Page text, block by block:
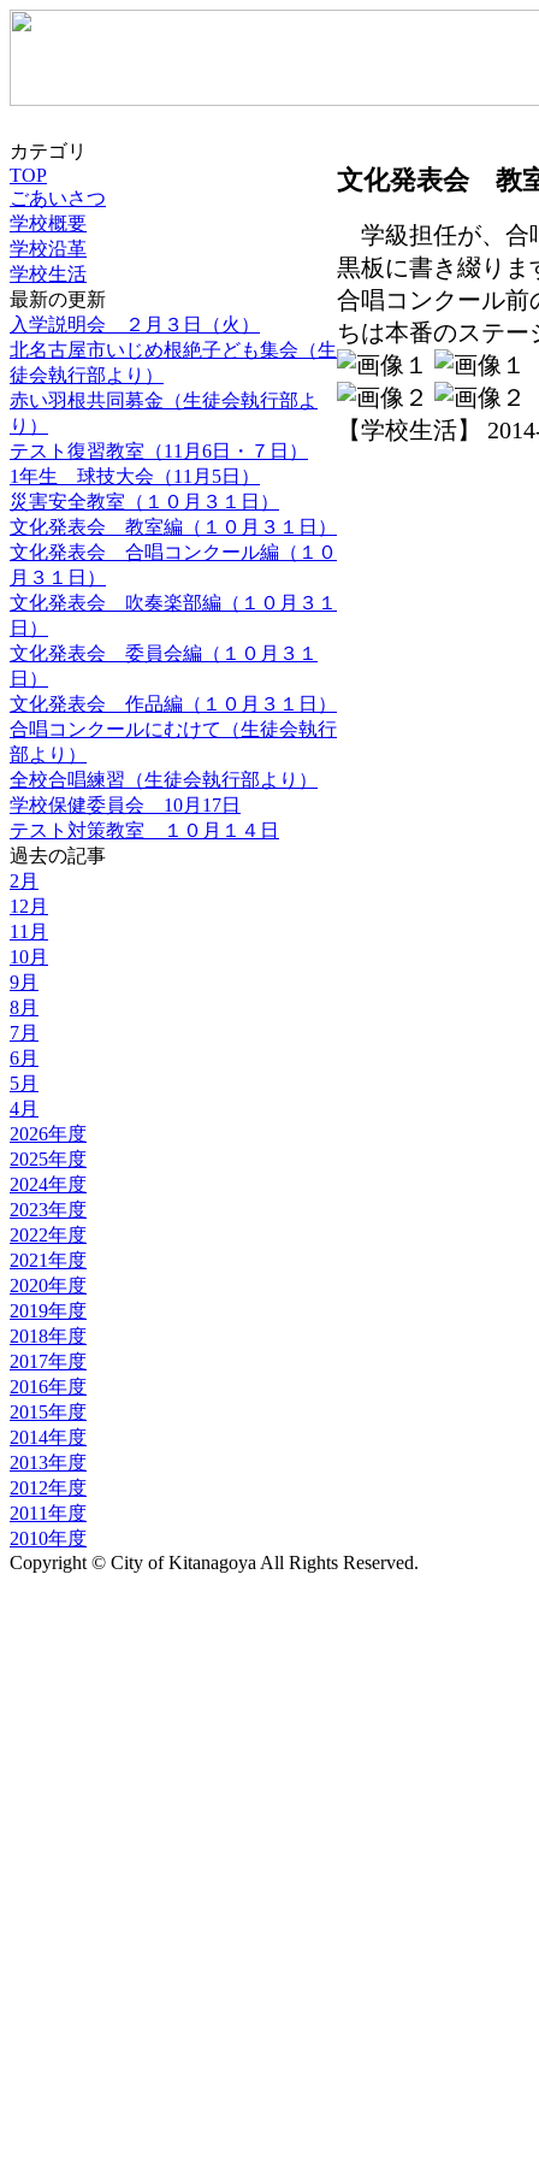
カテゴリ
TOP
ごあいさつ
学校概要
学校沿革
学校生活
最新の更新
入学説明会 ２月３日（火）
北名古屋市いじめ根絶子ども集会（生
徒会執行部より）
赤い羽根共同募金（生徒会執行部よ
り）
テスト復習教室（11月6日・７日）
1年生 球技大会（11月5日）
災害安全教室（１０月３１日）
文化発表会 教室編（１０月３１日）
文化発表会 合唱コンクール編（１０
月３１日）
文化発表会 吹奏楽部編（１０月３１
日）
文化発表会 委員会編（１０月３１
日）
文化発表会 作品編（１０月３１日）
合唱コンクールにむけて（生徒会執行
部より）
全校合唱練習（生徒会執行部より）
学校保健委員会 10月17日
テスト対策教室 １０月１４日
過去の記事
2月
12月
11月
10月
9月
8月
7月
6月
5月
4月
2026年度
2025年度
2024年度
2023年度
2022年度
2021年度
2020年度
2019年度
2018年度
2017年度
2016年度
2015年度
2014年度
2013年度
2012年度
2011年度
2010年度
文化発表会 教
学級担任が、合
黒板に書き綴りま
合唱コンクール前
ちは本番のステ
【学校生活】
Copyright © City of Kitanagoya All Rights Reserved.